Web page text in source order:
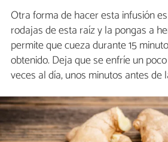
Otra forma de hacer esta infusión
rodajas de esta raíz y la pongas a
permite que cueza durante 15
obtenido. Deja que se enfríe un
veces al día, unos minutos antes de